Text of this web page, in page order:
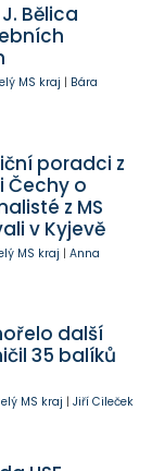
Bělica
MS kraj | Bára
poradci z
Čechy o
z MS
v Kyjevě
MS kraj | Anna
další
35 balíků
MS kraj | Jiří Cileček